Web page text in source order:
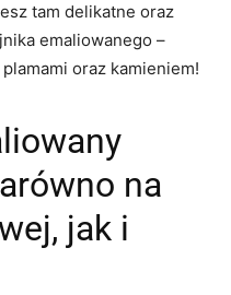
tam delikatne oraz
emaliowanego –
oraz kamieniem!
na
jak i